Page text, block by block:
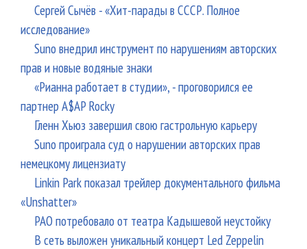
Сергей Сычёв - «Хит-парады в СССР. Полное
исследование»
Suno внедрил инструмент по нарушениям авторских
прав и новые водяные знаки
«Рианна работает в студии», - проговорился ее
партнер A$AP Rocky
Гленн Хьюз завершил свою гастрольную карьеру
Suno проиграла суд о нарушении авторских прав
немецкому лицензиату
Linkin Park показал трейлер документального фильма
«Unshatter»
РАО потребовало от театра Кадышевой неустойку
В сеть выложен уникальный концерт Led Zeppelin